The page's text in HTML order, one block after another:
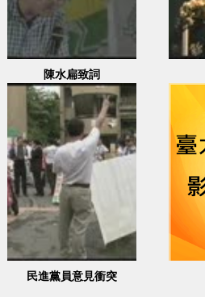
陳水扁致詞
民進黨員意見衝突